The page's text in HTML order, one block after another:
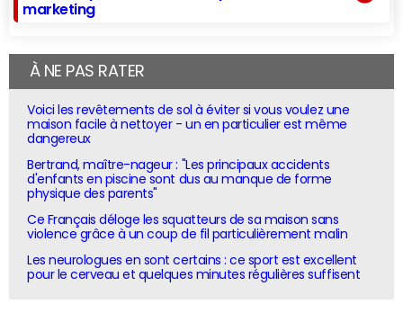
marketing
À NE PAS RATER
Voici les revêtements de sol à éviter si vous voulez une
maison facile à nettoyer - un en particulier est même
dangereux
Bertrand, maître-nageur : "Les principaux accidents
d'enfants en piscine sont dus au manque de forme
physique des parents"
Ce Français déloge les squatteurs de sa maison sans
violence grâce à un coup de fil particulièrement malin
Les neurologues en sont certains : ce sport est excellent
pour le cerveau et quelques minutes régulières suffisent